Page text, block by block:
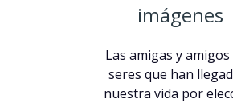
imágenes
Las amigas y
seres que han
nuestra vida por